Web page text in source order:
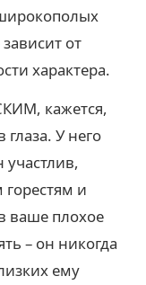
от
характера.
кажется,
глаза. У него
и
ваше плохое
– он никогда
ему